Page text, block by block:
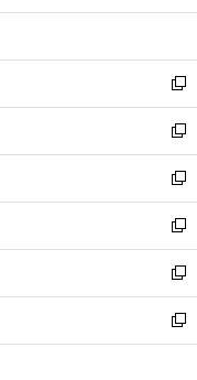
開
ウ
開
く
ン
ウ
で
開
く
ウ
ン
ド
ウ
で
開
く
新
し
い
ウ
ィ
ン
ド
ウ
で
開
く
新
し
い
ウ
ィ
ン
ド
ウ
で
開
新
し
い
ウ
ィ
ン
ド
ウ
新
し
い
ウ
ィ
ン
新
し
い
ウ
新
し